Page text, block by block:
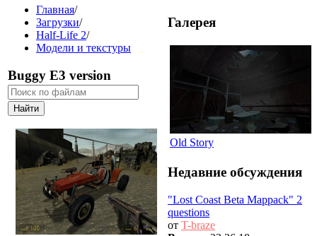
Главная/
Загрузки/
Half-Life 2/
Модели и текстуры
Buggy E3 version
Галерея
Old Story
Недавние обсуждения
"Lost Coast Beta Mappack" 2
questions
от T-braze